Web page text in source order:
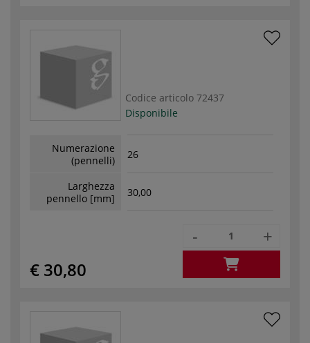
Codice articolo 72437
Disponibile
Numerazione
(pennelli)
26
Larghezza
pennello [mm]
30,00
€ 30,80
- +